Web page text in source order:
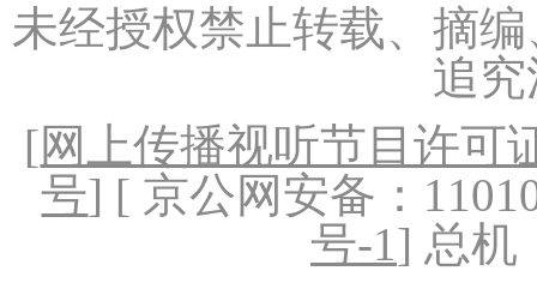
未经授权禁止转载、摘
追
[网上传播视听节目许可
号] [ 京公网安备：
号-1] 总机